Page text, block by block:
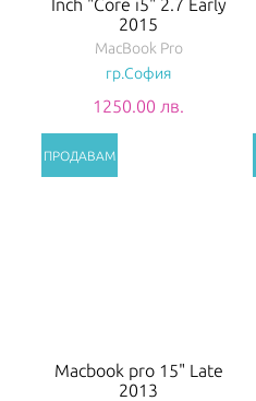
Inch "Core i5" 2.7 Early
2015
MacBook Pro
гр.София
1250.00 лв.
Macbook pro 15" Late
2013